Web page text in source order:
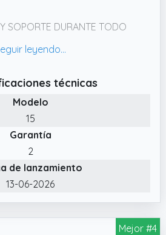
SOPORTE DURANTE TODO
asegurando comodidad en
en movimientos
la flexibilidad, perfecta
el ejercicio.
Y FLEXIBILIDAD:
compresión uniforme que
la estabilidad del codo,
en actividades
técnicas
Modelo
15
Garantía
2
de lanzamiento
13-06-2026
Mejor #4